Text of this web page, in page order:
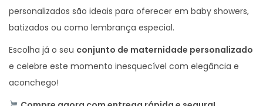
personalizados são ideais para oferecer em baby showers,
batizados ou como lembrança especial.
Escolha já o seu conjunto de maternidade personalizado
e celebre este momento inesquecível com elegância e
aconchego!